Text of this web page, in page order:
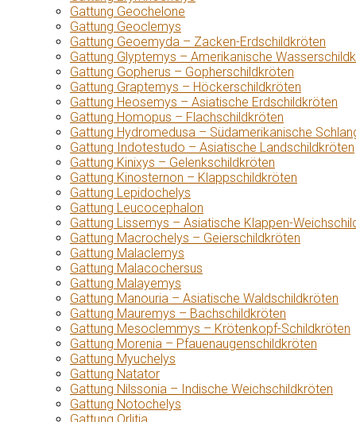
Gattung Geochelone
Gattung Geoclemys
Gattung Geoemyda – Zacken-Erdschildkröten
Gattung Glyptemys – Amerikanische
Gattung Gopherus – Gopherschildkröten
Gattung Graptemys – Höckerschildkröten
Gattung Heosemys – Asiatische Erdschildkröten
Gattung Homopus – Flachschildkröten
Gattung Hydromedusa – Südamerikanische
Gattung Indotestudo – Asiatische Landschildkröten
Gattung Kinixys – Gelenkschildkröten
Gattung Kinosternon – Klappschildkröten
Gattung Lepidochelys
Gattung Leucocephalon
Gattung Lissemys – Asiatische Klappen-
Gattung Macrochelys – Geierschildkröten
Gattung Malaclemys
Gattung Malacochersus
Gattung Malayemys
Gattung Manouria – Asiatische Waldschildkröten
Gattung Mauremys – Bachschildkröten
Gattung Mesoclemmys – Krötenkopf-Schildkröten
Gattung Morenia – Pfauenaugenschildkröten
Gattung Myuchelys
Gattung Natator
Gattung Nilssonia – Indische Weichschildkröten
Gattung Notochelys